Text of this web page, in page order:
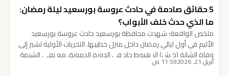
5 حقائق صادمة في حادث عروسة بورسعيد ليلة رمضان:
ما الذي حدث خلف الأبواب؟
ملخص الواقعة: شهدت محافظة بورسعيد حادث عروسة بورسعيد
الأليم في أول ليالي رمضان داخل منزل خطيبها. التحريات الأولية تشير إلى
وفاة الشابة (خ.ش) إثر هبوط حاد في الدورة الدموية، مع نفي الشبهة
الجنائية المبدئية. النيابة العامة تباشر التحقيقات بانتظار تقرير الطب
أبريل 21, 2026 11:59 ص